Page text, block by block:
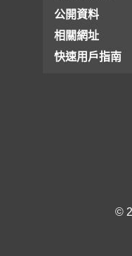
公開資料
相關網址
快速用戶指南
©